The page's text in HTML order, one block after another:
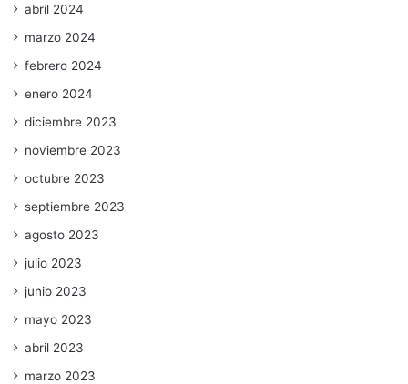
abril 2024
marzo 2024
febrero 2024
enero 2024
diciembre 2023
noviembre 2023
octubre 2023
septiembre 2023
agosto 2023
julio 2023
junio 2023
mayo 2023
abril 2023
marzo 2023